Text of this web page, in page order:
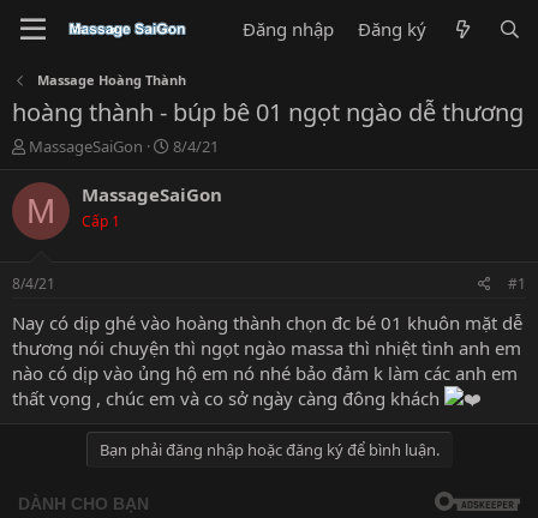
Đăng nhập Đăng ký
Massage Hoàng Thành
hoàng thành - búp bê 01 ngọt ngào dễ thương
T
r
e
a
s
t
a
t
e
r
MassageSaiGon
N
à
8/4/21
M MassageSaiGon
Cấp 1
8/4/21 #1
Nay có dịp ghé vào hoàng thành chọn đc bé 01 khuôn mặt dễ
thương nói chuyện thì ngọt ngào massa thì nhiệt tình anh em
nào có dịp vào ủng hộ em nó nhé bảo đảm k làm các anh em
thất vọng , chúc em và co sở ngày càng đông khách
Bạn phải đăng nhập hoặc đăng ký để bình luận.